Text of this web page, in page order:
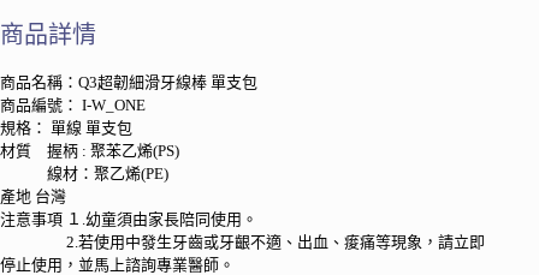
牙
線
單
支
包
量
商品詳情
商品名稱：Q3超韌細滑牙線棒 單支包
商品編號： I-W_ONE
規格： 單線 單支包
材質 握柄 : 聚苯乙烯(PS)
線材：聚乙烯(PE)
產地 台灣
注意事項 １.幼童須由家長陪同使用。
2.若使用中發生牙齒或牙齦不適、出血、痠痛等現象，請立即
停止使用，並馬上諮詢專業醫師。